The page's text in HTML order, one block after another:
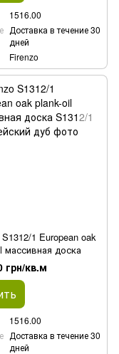
1516.00
Доставка в течение 30
дней
Firenzo
1 European oak
массивная доска
грн/кв.м
1516.00
Доставка в течение 30
дней